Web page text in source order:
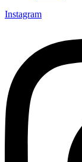
Instagram